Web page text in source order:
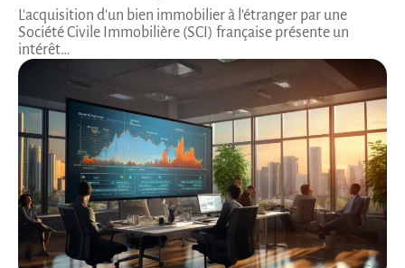
L'acquisition d'un bien immobilier à l'étranger par une
Société Civile Immobilière (SCI) française présente un
intérêt…